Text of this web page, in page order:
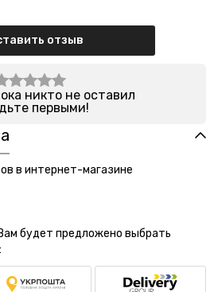
отзыв
никто не оставил
первыми!
в интернет-магазине
будет предложено выбрать